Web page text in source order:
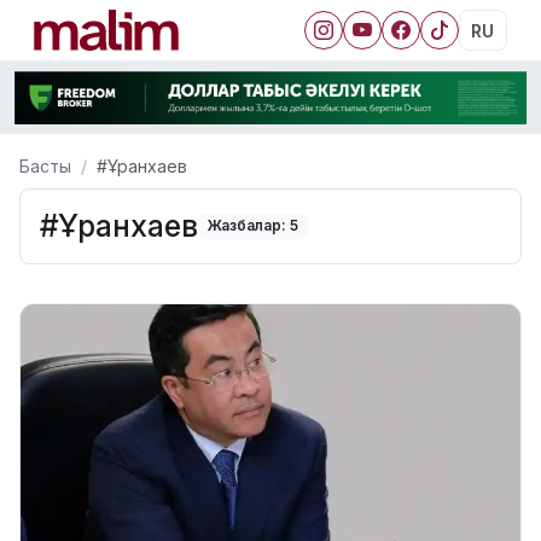
RU
Басты #Ұранхаев
#Ұранхаев Жазбалар: 5